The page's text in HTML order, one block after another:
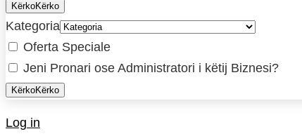
KërkoKërko
Kategoria
Oferta Speciale
Jeni Pronari ose Administratori i këtij Biznesi?
KërkoKërko
Log in